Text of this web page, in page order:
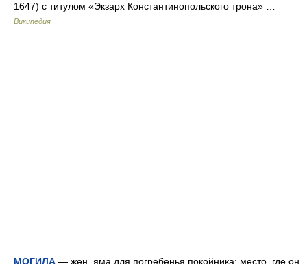
1647) с титулом «Экзарх Константинопольского трона» …
Википедия
МОГИЛА — жен. яма для погребенья покойника; место, где он